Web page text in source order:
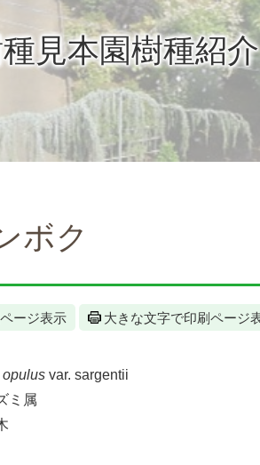
見本園樹種紹介
ボク
ージ表示 大きな文字で印刷ページ
opulus var. sargentii
ミ属